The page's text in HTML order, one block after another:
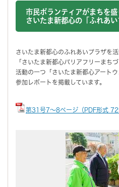
市民ボランティアがまちを盛
さいたま新都心の「ふれあい
さいたま新都心のふれあいプラザを
「さいたま新都心バリアフリーまち
活動の一つ「さいたま新都心アート
参加レポートを掲載しています。
第31号7～8ページ（PDF形式